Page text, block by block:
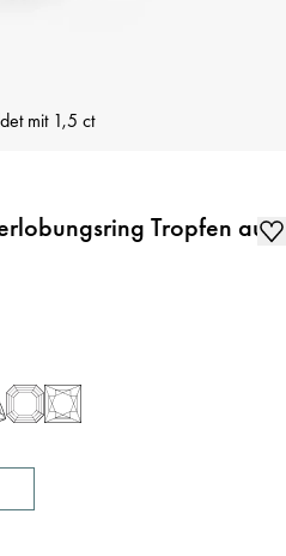
mit 1,5 ct
Tropfen aus